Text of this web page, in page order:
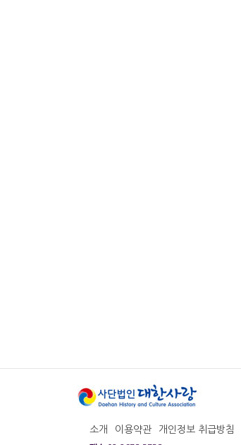
소개 이용약관 개인정보 취급방침